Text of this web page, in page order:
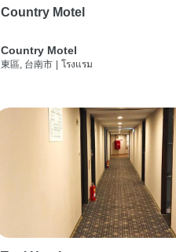
Country Motel
Country Motel
東區, 台南市 โรงแรม